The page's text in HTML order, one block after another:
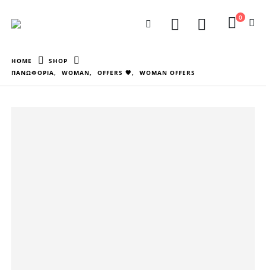
0
HOME
SHOP
ΠΑΝΩΦΟΡΙΑ, WOMAN, OFFERS 🖤, WOMAN OFFERS